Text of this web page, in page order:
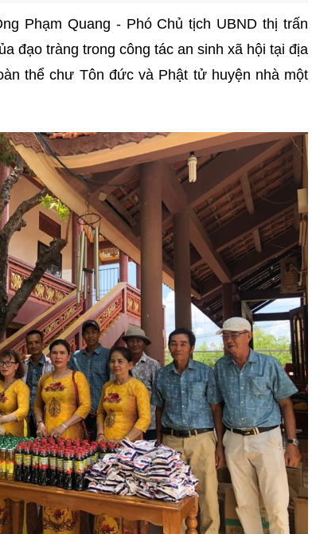
Phạm Quang - Phó Chủ tịch UBND thị trấn
đạo tràng trong công tác an sinh xã hội tại địa
thể chư Tôn đức và Phật tử huyện nhà một